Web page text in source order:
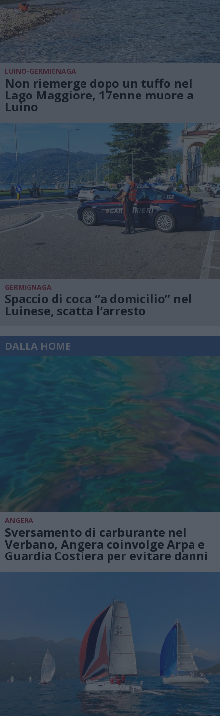
LUINO-GERMIGNAGA
Non riemerge dopo un tuffo nel
Lago Maggiore, 17enne muore a
Luino
GERMIGNAGA
Spaccio di coca “a domicilio” nel
Luinese, scatta l’arresto
DALLA HOME
ANGERA
Sversamento di carburante nel
Verbano, Angera coinvolge Arpa e
Guardia Costiera per evitare danni